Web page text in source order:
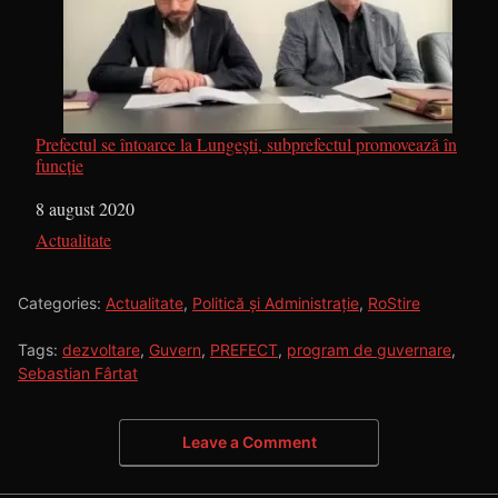
Prefectul se întoarce la Lungești, subprefectul promovează în
funcție
Dată
8 august 2020
În legătură cu
Actualitate
Categories: Actualitate, Politică și Administrație, RoStire
Tags: dezvoltare, Guvern, PREFECT, program de guvernare,
Sebastian Fârtat
Leave a Comment